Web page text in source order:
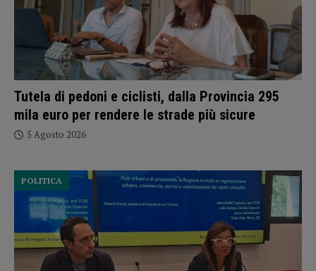
Tutela di pedoni e ciclisti, dalla Provincia 295
mila euro per rendere le strade più sicure
5 Agosto 2026
POLITICA